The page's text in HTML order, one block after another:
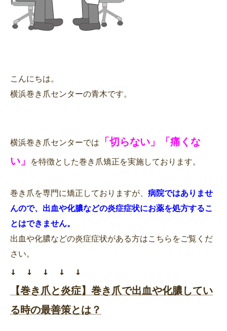
こんにちは。
横浜巻き爪センターの青木です。
横浜巻き爪センターでは
「切らない」「痛くな
い」
を特徴とした巻き爪矯正を実施しております。
巻き爪を専門に矯正しておりますが、 病院ではありませ
んので、出血や化膿などの炎症症状にお薬を処方するこ
とはできません。
出血や化膿などの炎症症状がある方はこちらをご覧くだ
↓ ↓ ↓ ↓ ↓
【巻き爪と炎症】巻き爪で出血や化膿してい
る時の最善策とは？